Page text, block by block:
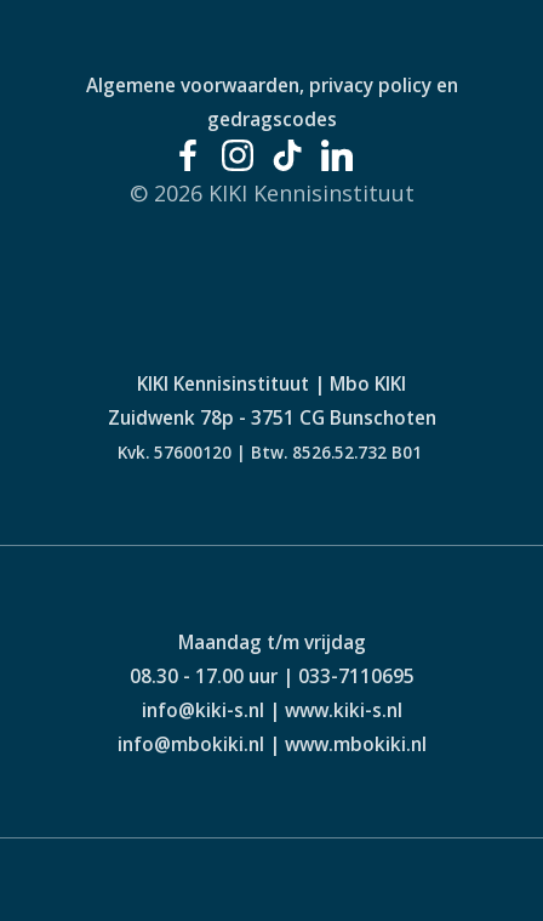
Algemene voorwaarden, privacy policy en
gedragscodes
© 2026 KIKI Kennisinstituut
KIKI Kennisinstituut | Mbo KIKI
Zuidwenk 78p - 3751 CG Bunschoten
Kvk. 57600120 | Btw. 8526.52.732 B01
Maandag t/m vrijdag
08.30 - 17.00 uur | 033-7110695
info@kiki-s.nl | www.kiki-s.nl
info@mbokiki.nl | www.mbokiki.nl